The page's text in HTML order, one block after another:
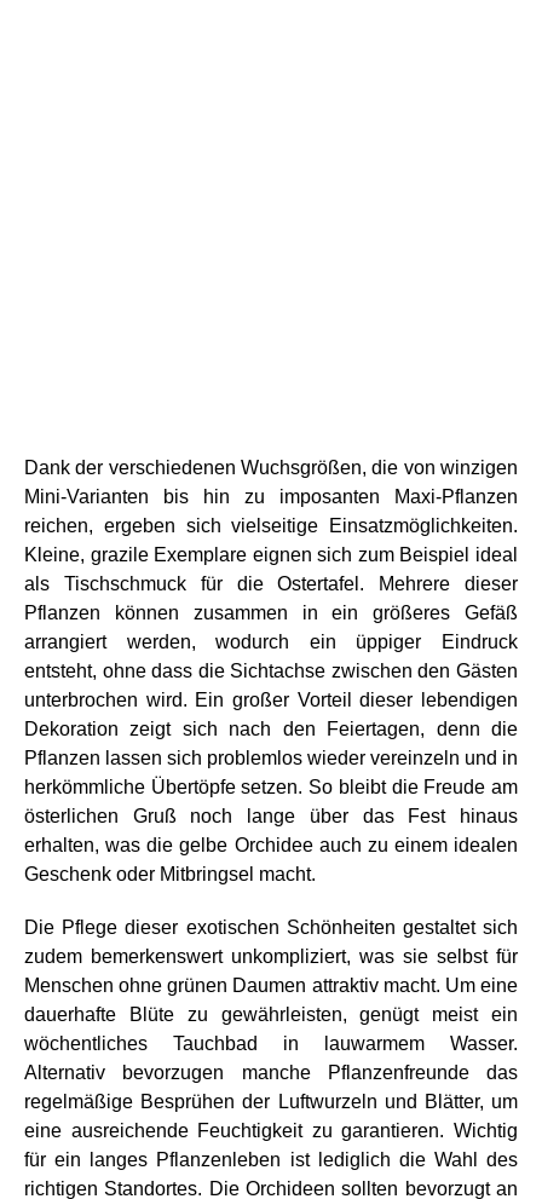
Dank der verschiedenen Wuchsgrößen, die von winzigen
Mini-Varianten bis hin zu imposanten Maxi-Pflanzen
reichen, ergeben sich vielseitige Einsatzmöglichkeiten.
Kleine, grazile Exemplare eignen sich zum Beispiel ideal
als Tischschmuck für die Ostertafel. Mehrere dieser
Pflanzen können zusammen in ein größeres Gefäß
arrangiert werden, wodurch ein üppiger Eindruck
entsteht, ohne dass die Sichtachse zwischen den Gästen
unterbrochen wird. Ein großer Vorteil dieser lebendigen
Dekoration zeigt sich nach den Feiertagen, denn die
Pflanzen lassen sich problemlos wieder vereinzeln und in
herkömmliche Übertöpfe setzen. So bleibt die Freude am
österlichen Gruß noch lange über das Fest hinaus
erhalten, was die gelbe Orchidee auch zu einem idealen
Geschenk oder Mitbringsel macht.
Die Pflege dieser exotischen Schönheiten gestaltet sich
zudem bemerkenswert unkompliziert, was sie selbst für
Menschen ohne grünen Daumen attraktiv macht. Um eine
dauerhafte Blüte zu gewährleisten, genügt meist ein
wöchentliches Tauchbad in lauwarmem Wasser.
Alternativ bevorzugen manche Pflanzenfreunde das
regelmäßige Besprühen der Luftwurzeln und Blätter, um
eine ausreichende Feuchtigkeit zu garantieren. Wichtig
für ein langes Pflanzenleben ist lediglich die Wahl des
richtigen Standortes. Die Orchideen sollten bevorzugt an